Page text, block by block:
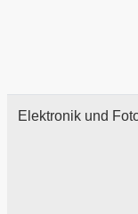
Elektronik und